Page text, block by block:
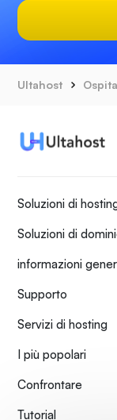
Ultahost
Soluzioni di
Soluzioni di
informazioni
Supporto
Servizi di hosting
I più popolari
Confrontare
Tutorial